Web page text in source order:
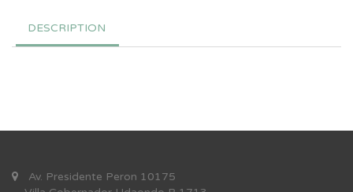
DESCRIPTION
Av. Presidente Peron 10175